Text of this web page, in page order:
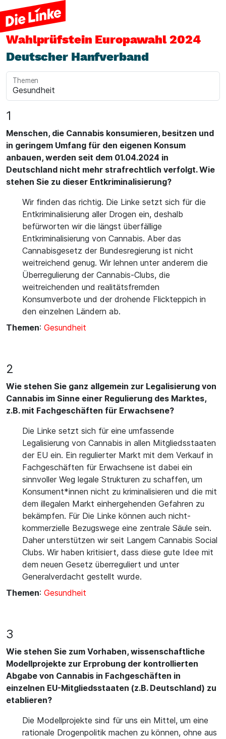
Wahlprüfstein Europawahl 2024
Deutscher Hanfverband
Themen
1
Menschen, die Cannabis konsumieren, besitzen und
in geringem Umfang für den eigenen Konsum
anbauen, werden seit dem 01.04.2024 in
Deutschland nicht mehr strafrechtlich verfolgt. Wie
stehen Sie zu dieser Entkriminalisierung?
Wir finden das richtig. Die Linke setzt sich für die
Entkriminalisierung aller Drogen ein, deshalb
befürworten wir die längst überfällige
Entkriminalisierung von Cannabis. Aber das
Cannabisgesetz der Bundesregierung ist nicht
weitreichend genug. Wir lehnen unter anderem die
Überregulierung der Cannabis-Clubs, die
weitreichenden und realitätsfremden
Konsumverbote und der drohende Flickteppich in
den einzelnen Ländern ab.
Themen: Gesundheit
2
Wie stehen Sie ganz allgemein zur Legalisierung von
Cannabis im Sinne einer Regulierung des Marktes,
z.B. mit Fachgeschäften für Erwachsene?
Die Linke setzt sich für eine umfassende
Legalisierung von Cannabis in allen Mitgliedsstaaten
der EU ein. Ein regulierter Markt mit dem Verkauf in
Fachgeschäften für Erwachsene ist dabei ein
sinnvoller Weg legale Strukturen zu schaffen, um
Konsument*innen nicht zu kriminalisieren und die mit
dem illegalen Markt einhergehenden Gefahren zu
bekämpfen. Für Die Linke können auch nicht-
kommerzielle Bezugswege eine zentrale Säule sein.
Daher unterstützen wir seit Langem Cannabis Social
Clubs. Wir haben kritisiert, dass diese gute Idee mit
dem neuen Gesetz überreguliert und unter
Generalverdacht gestellt wurde.
Themen: Gesundheit
3
Wie stehen Sie zum Vorhaben, wissenschaftliche
Modellprojekte zur Erprobung der kontrollierten
Abgabe von Cannabis in Fachgeschäften in
einzelnen EU-Mitgliedsstaaten (z.B. Deutschland) zu
etablieren?
Die Modellprojekte sind für uns ein Mittel, um eine
rationale Drogenpolitik machen zu können, ohne aus